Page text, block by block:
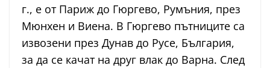
г., е от Париж до Гюргево, Румъния, през
Мюнхен и Виена. В Гюргево пътниците са
извозени през Дунав до Русе, България,
за да се качат на друг влак до Варна. След